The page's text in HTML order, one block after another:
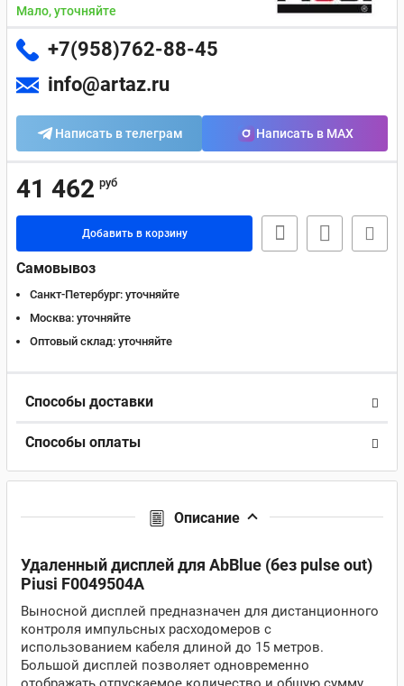
Мало, уточняйте
+7(958)762-88-45
info@artaz.ru
Написать в телеграм Написать в MAX
41 462 руб
Добавить в корзину
Самовывоз
Санкт-Петербург: уточняйте
Москва: уточняйте
Оптовый склад: уточняйте
Способы доставки
Способы оплаты
Описание
Удаленный дисплей для AbBlue (без pulse out)
Piusi F0049504A
Выносной дисплей предназначен для дистанционного
контроля импульсных расходомеров с
использованием кабеля длиной до 15 метров.
Большой дисплей позволяет одновременно